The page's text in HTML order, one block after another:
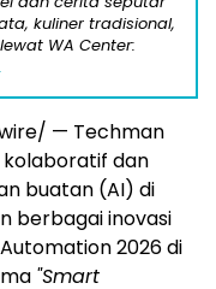
kuliner tradisional,
WA Center:
— Techman
dan
buatan (AI) di
berbagai inovasi
2026 di
"Smart